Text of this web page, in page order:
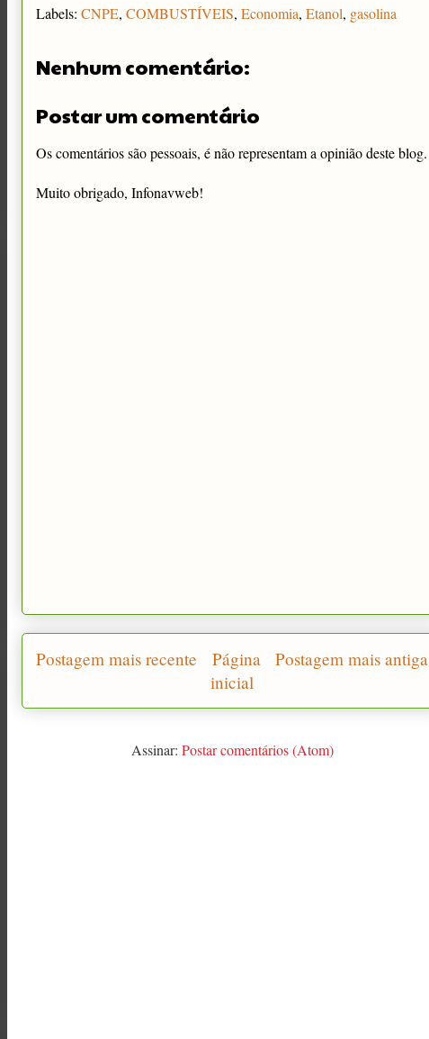
Labels: CNPE, COMBUSTÍVEIS, Economia, Etanol, gasolina
Nenhum comentário:
Postar um comentário
Os comentários são pessoais, é não representam a opinião deste blog.
Muito obrigado, Infonavweb!
Postagem mais recente Postagem mais antiga
Página
inicial
Assinar: Postar comentários (Atom)